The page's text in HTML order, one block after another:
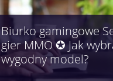
Biurko gamingowe
gier MMO ✪ Jak
wygodny model?